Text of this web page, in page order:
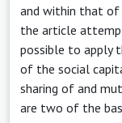
and within that of
the article
possible to apply
of the social
sharing of and
are two of the